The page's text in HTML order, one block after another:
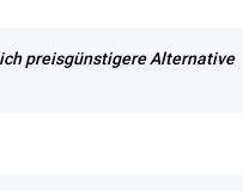
preisgünstigere Alternative